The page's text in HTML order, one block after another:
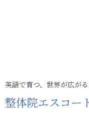
英語で育つ、世界が広がる
整体院エスコー